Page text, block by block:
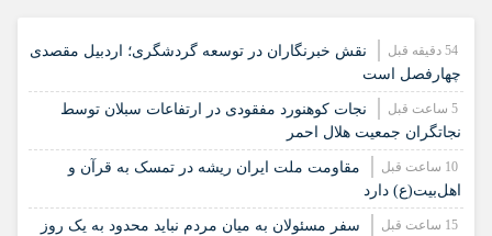
نقش خبرنگاران در توسعه گردشگری؛ اردبیل مقصدی
چهارفصل است
نجات کوهنورد مفقودی در ارتفاعات سبلان توسط
نجاتگران جمعیت هلال احمر
مقاومت ملت ایران ریشه در تمسک به قرآن و
اهل‌بیت(ع) دارد
سفر مسئولان به میان مردم نباید محدود به یک روز